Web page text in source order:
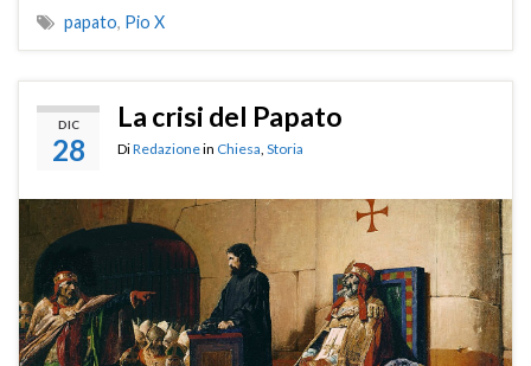
papato, Pio X
DIC
28
La crisi del Papato
DiRedazionein Chiesa, Storia